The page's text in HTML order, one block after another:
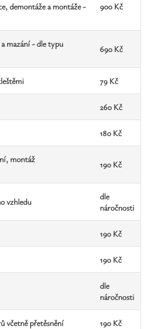
demontáže a montáže -
900 Kč
mazání - dle typu
690 Kč
79 Kč
260 Kč
180 Kč
montáž
190 Kč
vzhledu
dle
náročnosti
190 Kč
190 Kč
dle
náročnosti
včetně přetěsnění 190 Kč